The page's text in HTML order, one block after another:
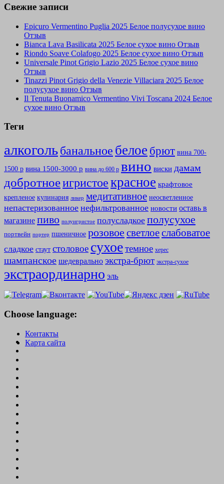
Свежие записи
Epicuro Vermentino Puglia 2025 Белое полусухое вино
Отзыв
Bianca Lava Basilicata 2025 Белое сухое вино Отзыв
Riondo Soave Colafogo 2025 Белое сухое вино Отзыв
Universale Pinot Grigio Lazio 2025 Белое сухое вино
Отзыв
Tinazzi Pinot Grigio della Venezie Villaciara 2025 Белое
полусухое вино Отзыв
Il Tenuta Buonamico Vermentino Vivi Toscana 2024 Белое
сухое вино Отзыв
Теги
алкогольбанальное белое брют вина 700-
1500 р вина 1500-3000 р вина до 600 р вино виски дамам
добротноеигристоекрасное крафтовое
крепленое кулинария ликер медитативное неосветленное
непастеризованное нефильтрованное новости оставь в
магазине пиво полуигристое полусладкое полусухое
портвейн портер пшеничное розовое светлоеслабоватое
сладкое стаут столовое сухоетемное херес
шампанское шедеврально экстра-брют экстра-сухое
экстраординарно эль
Choose language:
Контакты
Карта сайта